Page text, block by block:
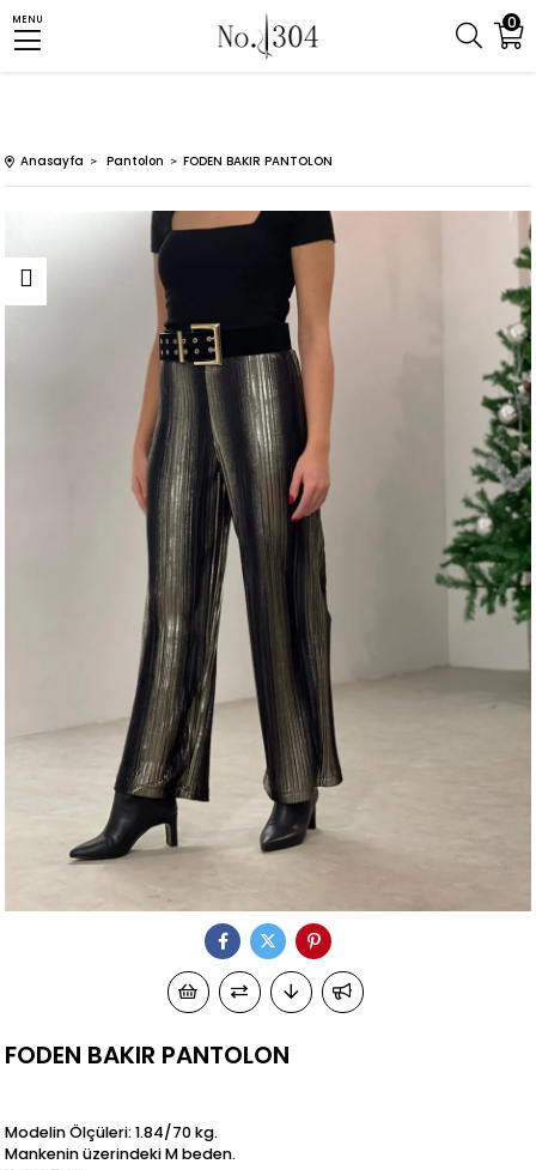
0
MENU
Anasayfa Pantolon FODEN BAKIR PANTOLON
FODEN BAKIR PANTOLON
Modelin Ölçüleri: 1.84/70 kg.
Mankenin üzerindeki M beden.